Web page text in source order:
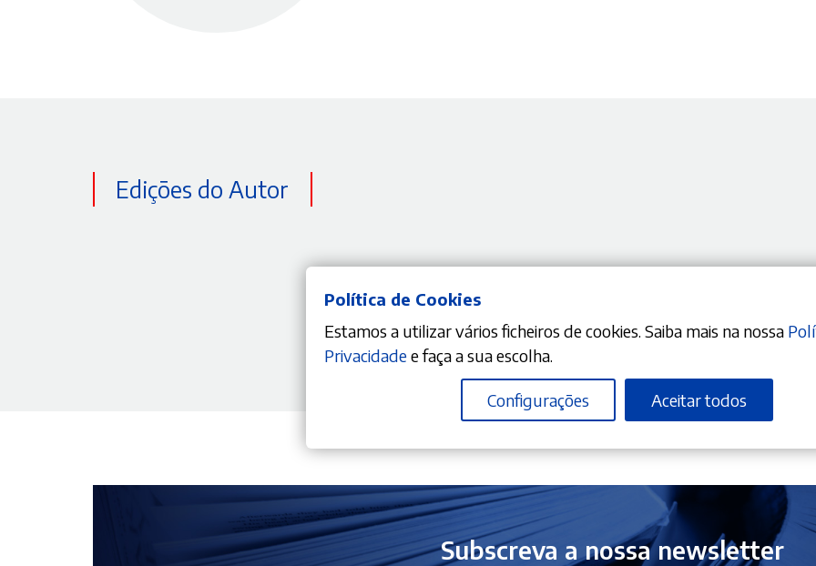
Edições do Autor
Subscreva a nossa newsletter
Política de Cookies
Estamos a utilizar vários ficheiros de cookies. Saiba mais na nossa
Privacidadee faça a sua escolha.
Configurações Aceitar todos